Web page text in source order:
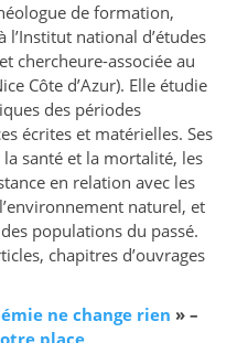
de formation,
l’Institut national d’études
chercheure-associée au
Côte d’Azur). Elle étudie
des périodes
écrites et matérielles. Ses
santé et la mortalité, les
en relation avec les
naturel, et
populations du passé.
chapitres d’ouvrages
ne change rien » –